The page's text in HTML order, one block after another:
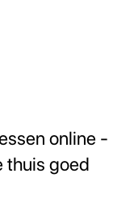
online -
thuis goed